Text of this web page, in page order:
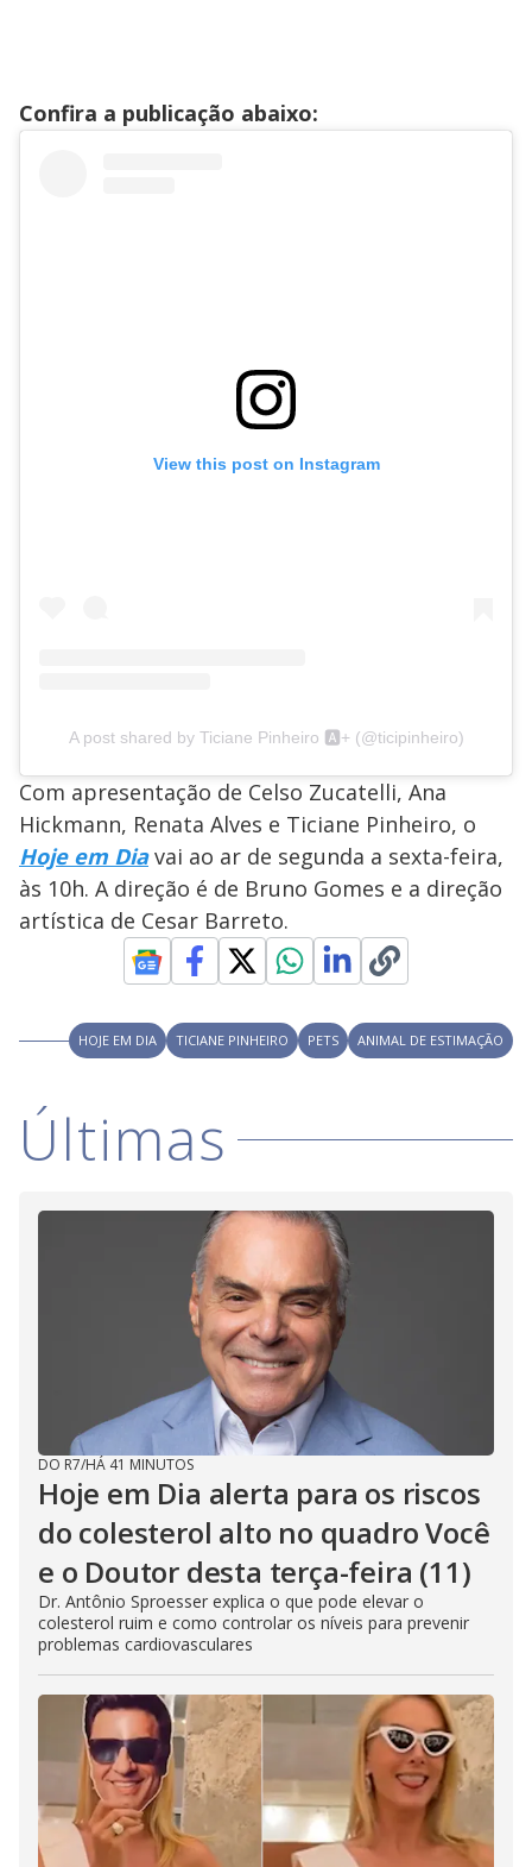
Confira a publicação abaixo:
View this post on Instagram
A post shared by Ticiane Pinheiro 🅰️+ (@ticipinheiro)
Com apresentação de Celso Zucatelli, Ana
Hickmann, Renata Alves e Ticiane Pinheiro, o
Hoje em Dia vai ao ar de segunda a sexta-feira,
às 10h. A direção é de Bruno Gomes e a direção
artística de Cesar Barreto.
HOJE EM DIA TICIANE PINHEIRO PETS ANIMAL DE ESTIMAÇÃO
Últimas
DO R7/HÁ 41 MINUTOS
Hoje em Dia alerta para os riscos
do colesterol alto no quadro Você
e o Doutor desta terça-feira (11)
Dr. Antônio Sproesser explica o que pode elevar o
colesterol ruim e como controlar os níveis para prevenir
problemas cardiovasculares